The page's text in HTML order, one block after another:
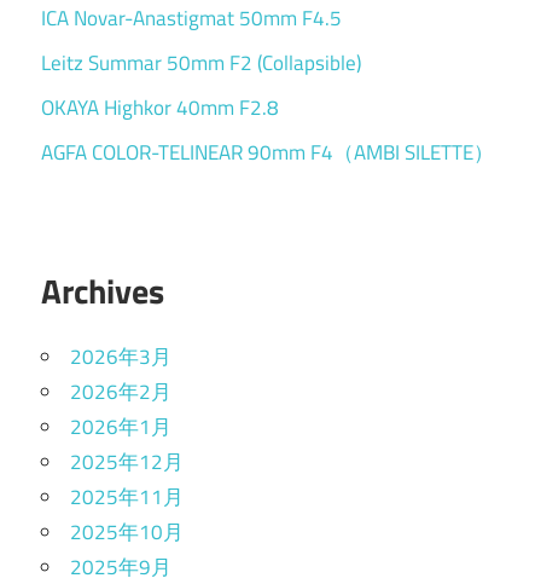
ICA Novar-Anastigmat 50mm F4.5
Leitz Summar 50mm F2 (Collapsible)
OKAYA Highkor 40mm F2.8
AGFA COLOR-TELINEAR 90mm F4（AMBI SILETTE）
Archives
2026年3月
2026年2月
2026年1月
2025年12月
2025年11月
2025年10月
2025年9月